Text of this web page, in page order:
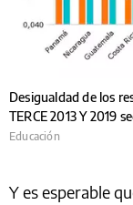
Desigualdad de los
TERCE 2013 Y 2019
Educación
Y es esperable